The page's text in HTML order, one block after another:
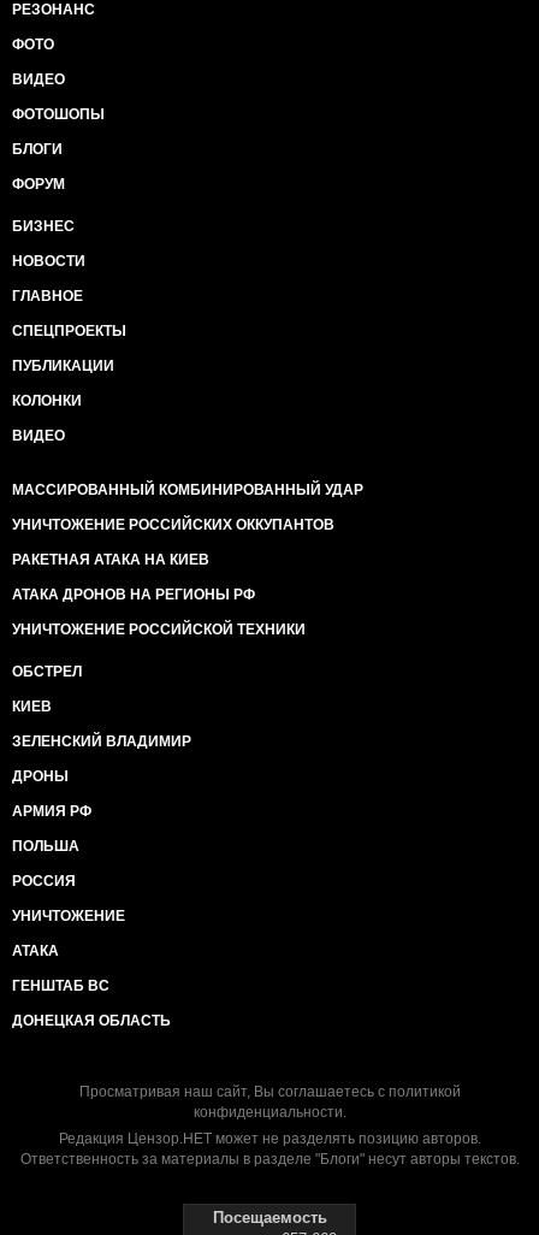
РЕЗОНАНС
ФОТО
ВИДЕО
ФОТОШОПЫ
БЛОГИ
ФОРУМ
БИЗНЕС
НОВОСТИ
ГЛАВНОЕ
СПЕЦПРОЕКТЫ
ПУБЛИКАЦИИ
КОЛОНКИ
ВИДЕО
МАССИРОВАННЫЙ КОМБИНИРОВАННЫЙ УДАР
УНИЧТОЖЕНИЕ РОССИЙСКИХ ОККУПАНТОВ
РАКЕТНАЯ АТАКА НА КИЕВ
АТАКА ДРОНОВ НА РЕГИОНЫ РФ
УНИЧТОЖЕНИЕ РОССИЙСКОЙ ТЕХНИКИ
ОБСТРЕЛ
КИЕВ
ЗЕЛЕНСКИЙ ВЛАДИМИР
ДРОНЫ
АРМИЯ РФ
ПОЛЬША
РОССИЯ
УНИЧТОЖЕНИЕ
АТАКА
ГЕНШТАБ ВС
ДОНЕЦКАЯ ОБЛАСТЬ
Просматривая наш сайт, Вы соглашаетесь с политикой
конфиденциальности.
Редакция Цензор.НЕТ может не разделять позицию авторов.
Ответственность за материалы в разделе "Блоги" несут авторы текстов.
Посещаемость